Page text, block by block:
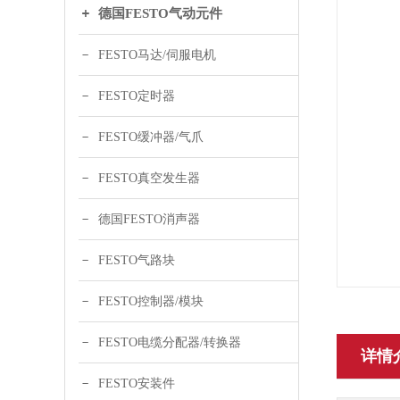
德国FESTO气动元件
FESTO马达/伺服电机
FESTO定时器
FESTO缓冲器/气爪
FESTO真空发生器
德国FESTO消声器
FESTO气路块
FESTO控制器/模块
FESTO电缆分配器/转换器
FESTO安装件
详情